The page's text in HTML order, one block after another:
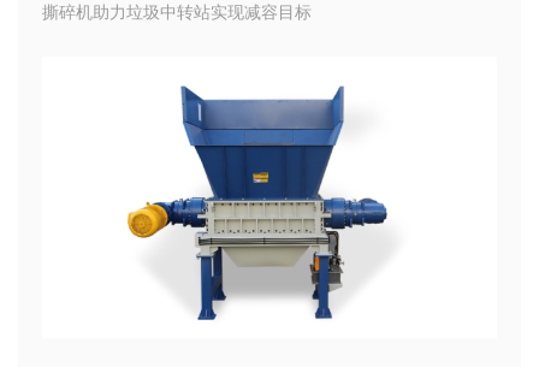
撕碎机助力垃圾中转站实现减容目标